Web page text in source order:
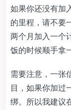
如果你还没有加
的里程，请不要
两个月加入一个
饭的时候顺手拿
需要注意，一张
目，如果你加过
绑。所以我建议